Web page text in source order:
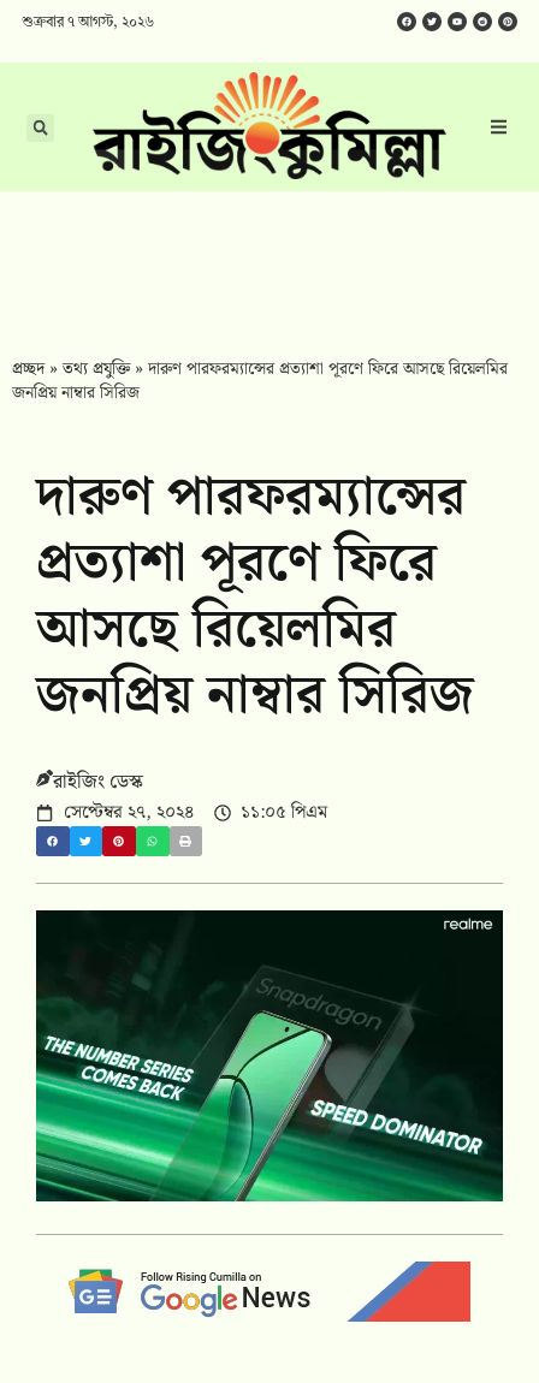
শুক্রবার ৭ আগস্ট, ২০২৬
প্রচ্ছদ»তথ্য প্রযুক্তি​»দারুণ পারফরম্যান্সের প্রত্যাশা পূরণে ফিরে আসছে রিয়েলমির
জনপ্রিয় নাম্বার সিরিজ
দারুণ পারফরম্যান্সের
প্রত্যাশা পূরণে ফিরে
আসছে রিয়েলমির
জনপ্রিয় নাম্বার সিরিজ
রাইজিং ডেস্ক
সেপ্টেম্বর ২৭, ২০২৪ ১১:০৫ পিএম